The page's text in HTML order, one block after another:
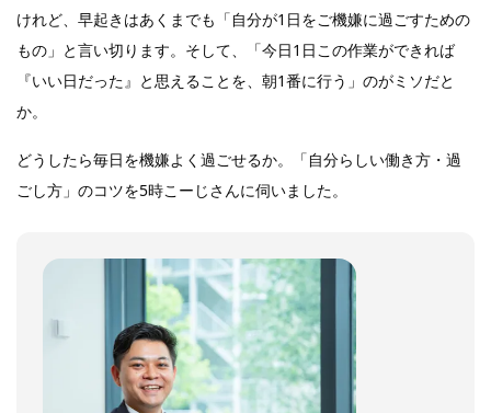
けれど、早起きはあくまでも「自分が1日をご機嫌に過ごすための
もの」と言い切ります。そして、「今日1日この作業ができれば
『いい日だった』と思えることを、朝1番に行う」のがミソだと
か。
どうしたら毎日を機嫌よく過ごせるか。「自分らしい働き方・過
ごし方」のコツを5時こーじさんに伺いました。